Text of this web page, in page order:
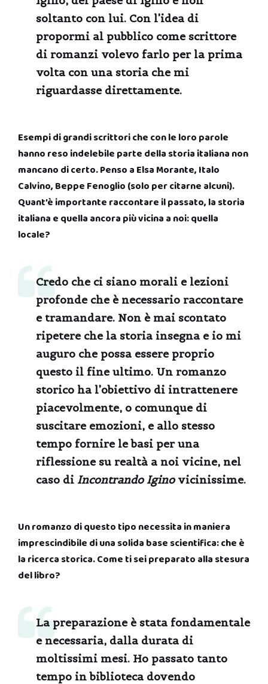
soltanto con lui. Con l’idea di
propormi al pubblico come scrittore
di romanzi volevo farlo per la prima
volta con una storia che mi
riguardasse direttamente.
Esempi di grandi scrittori che con le loro parole
hanno reso indelebile parte della storia italiana non
mancano di certo. Penso a Elsa Morante, Italo
Calvino, Beppe Fenoglio (solo per citarne alcuni).
Quant’è importante raccontare il passato, la storia
italiana e quella ancora più vicina a noi: quella
locale?
Credo che ci siano morali e lezioni
profonde che è necessario raccontare
e tramandare. Non è mai scontato
ripetere che la storia insegna e io mi
auguro che possa essere proprio
questo il fine ultimo. Un romanzo
storico ha l’obiettivo di intrattenere
piacevolmente, o comunque di
suscitare emozioni, e allo stesso
tempo fornire le basi per una
riflessione su realtà a noi vicine, nel
caso di Incontrando Iginovicinissime.
Un romanzo di questo tipo necessita in maniera
imprescindibile di una solida base scientifica: che è
la ricerca storica. Come ti sei preparato alla stesura
del libro?
La preparazione è stata fondamentale
e necessaria, dalla durata di
moltissimi mesi. Ho passato tanto
tempo in biblioteca dovendo